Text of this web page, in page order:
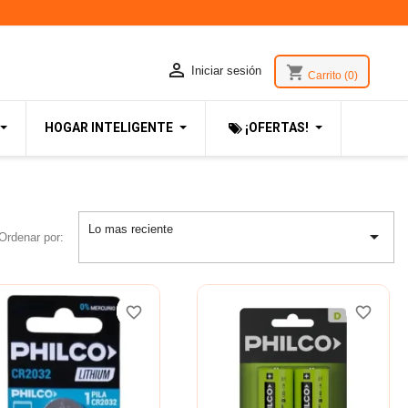
 Iniciar sesión shopping_cart Carrito (0)
HOGAR INTELIGENTE ¡OFERTAS!
por:
Lo mas reciente 
favorite_border
favorite_border
favorite_border favorite_border
favorite_border
favorite_border